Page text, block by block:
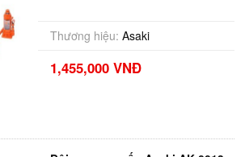
Thương hiệu: Asaki
1,455,000 VNĐ